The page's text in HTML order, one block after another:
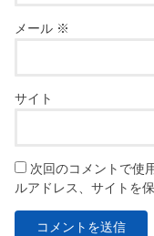
メール ※
サイト
次回のコメントで使
ルアドレス、サイトを保